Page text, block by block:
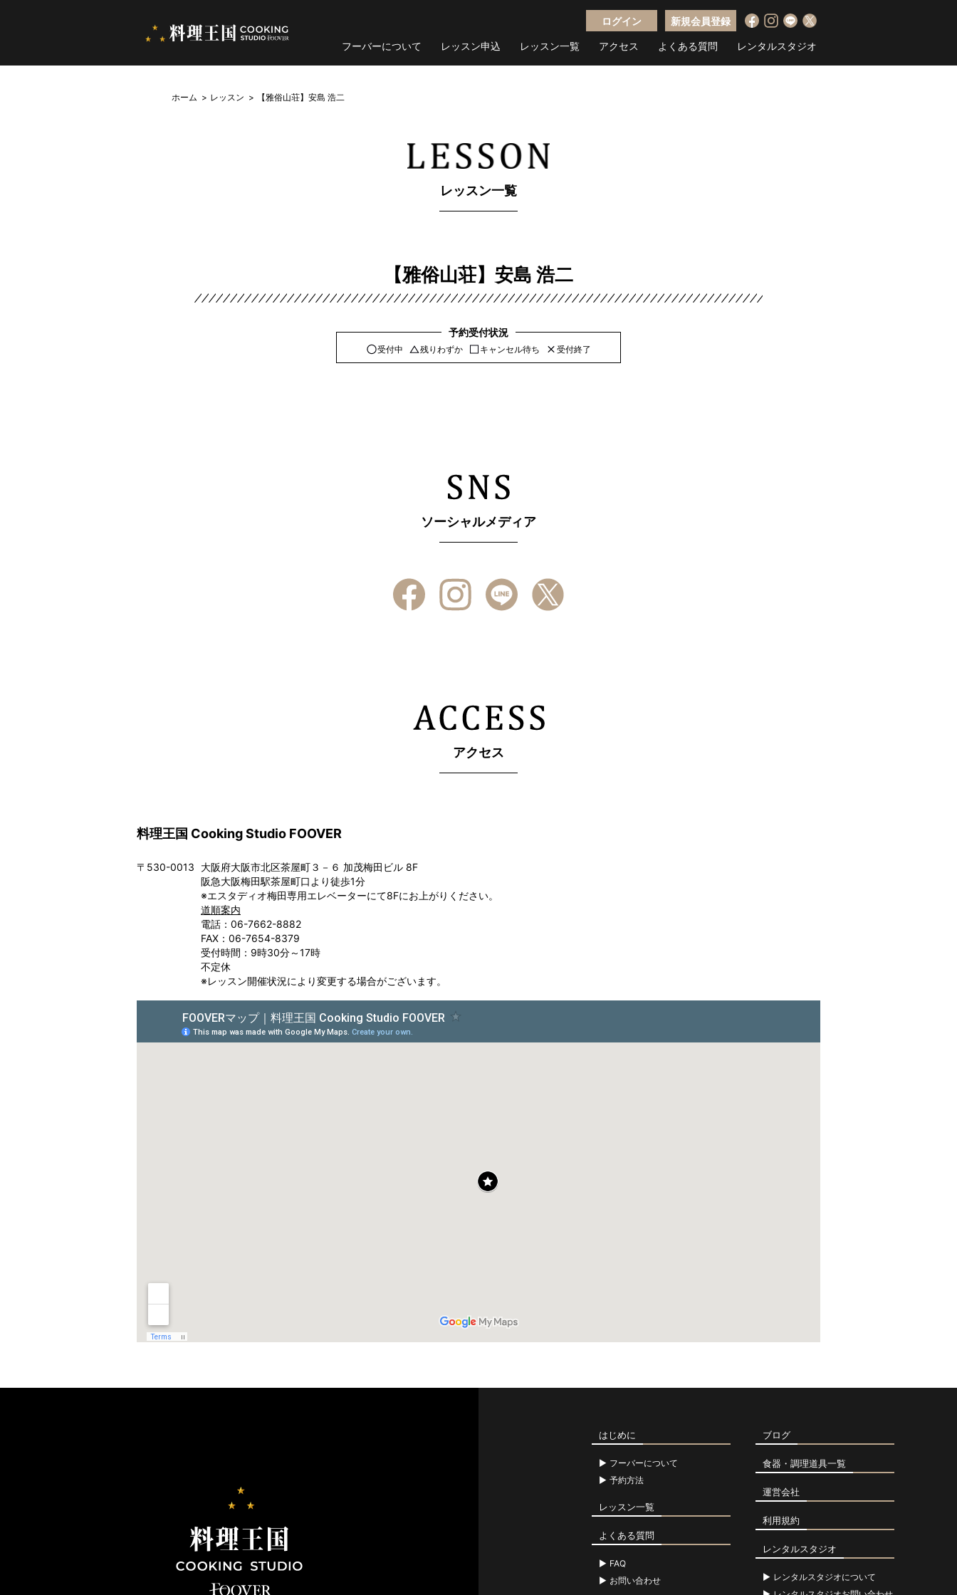
ログイン 新規会員登録
フーバーについて レッスン申込 レッスン一覧 アクセス よくある質問 レンタルスタジオ
ホーム レッスン 【雅俗山荘】安島 浩二
レッスン一覧
【雅俗山荘】安島 浩二
予約受付状況
受付中 残りわずか キャンセル待ち 受付終了
ソーシャルメディア
アクセス
料理王国 Cooking Studio FOOVER
〒530-0013
大阪府大阪市北区茶屋町３－６ 加茂梅田ビル 8F
阪急大阪梅田駅茶屋町口より徒歩1分
※エスタディオ梅田専用エレベーターにて8Fにお上がりください。
道順案内
電話：06-7662-8882
FAX：06-7654-8379
受付時間：9時30分～17時
不定休
※レッスン開催状況により変更する場合がございます。
はじめに
フーバーについて
予約方法
レッスン一覧
よくある質問
FAQ
お問い合わせ
ブログ
食器・調理道具一覧
運営会社
利用規約
レンタルスタジオ
レンタルスタジオについて